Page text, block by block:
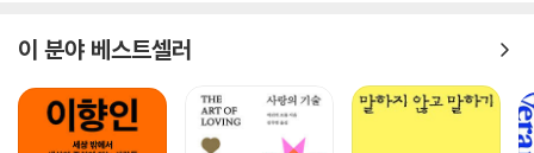
저자는 병원에서 아이들을 진료하는 것 외에 ADHD 엄마들 모임, 아스퍼
거 증후군 엄마들 모임, 발달지연 아이를 키우는 엄마들 모임, 유방암으로
치료 중인 엄마들 모임 등에서 엄마들과 이야기를 나눠왔다. 이 책의 3부
이 분야 베스트셀러